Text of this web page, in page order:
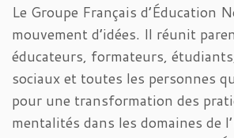
Le Groupe Français d’Éducation
mouvement d’idées. Il réunit
éducateurs, formateurs,
sociaux et toutes les personnes
pour une transformation des
mentalités dans les domaines de